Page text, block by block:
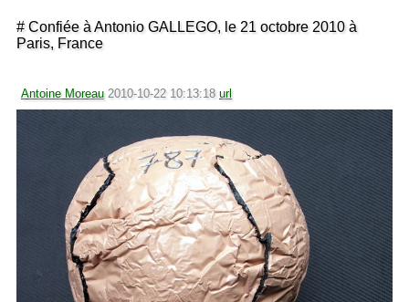
# Confiée à Antonio GALLEGO, le 21 octobre 2010 à
Paris, France
Antoine Moreau 2010-10-22 10:13:18 url